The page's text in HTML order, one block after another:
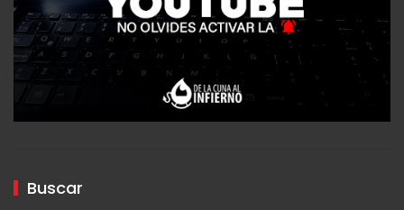
Buscar